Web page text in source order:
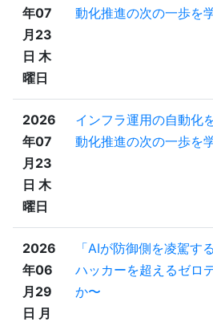
年07
月23
日 木
曜日
動化推進の次の一歩を
2026
年07
月23
日 木
曜日
インフラ運用の自動化
動化推進の次の一歩を
2026
年06
月29
日 月
「AIが防御側を凌駕
ハッカーを超えるゼロ
か〜